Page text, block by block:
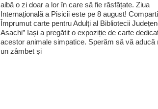
aibă o zi doar a lor în care să fie răsfățate. Ziua
Internațională a Pisicii este pe 8 august!
Împrumut carte pentru Adulți al Bibliotecii
Asachi” Iași a pregătit o expoziție de carte
acestor animale simpatice. Sperăm să vă aducă
un zâmbet și